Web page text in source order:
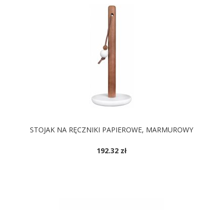
STOJAK NA RĘCZNIKI PAPIEROWE, MARMUROWY
192.32 zł